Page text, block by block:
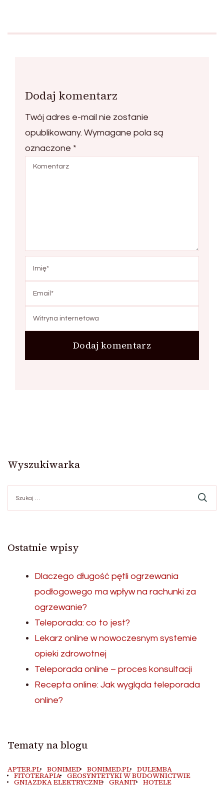
Dodaj komentarz
Twój adres e-mail nie zostanie
opublikowany. Wymagane pola są
oznaczone *
Wyszukiwarka
Ostatnie wpisy
Dlaczego długość pętli ogrzewania
podłogowego ma wpływ na rachunki za
ogrzewanie?
Teleporada: co to jest?
Lekarz online w nowoczesnym systemie
opieki zdrowotnej
Teleporada online – proces konsultacji
Recepta online: Jak wygląda teleporada
online?
Tematy na blogu
APTER.PL BONIMED BONIMED.PL DULEMBA
FITOTERAPIA GEOSYNTETYKI W BUDOWNICTWIE
GNIAZDKA ELEKTRYCZNE GRANIT HOTELE